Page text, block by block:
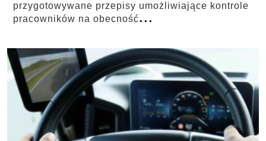
przygotowywane przepisy umożliwiające kontrole
pracowników na obecność...